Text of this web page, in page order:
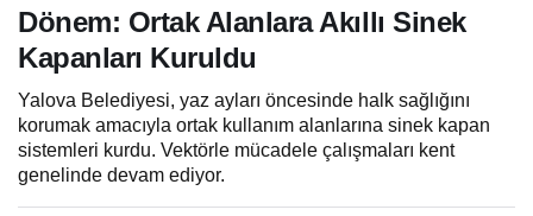
Dönem: Ortak Alanlara Akıllı Sinek
Kapanları Kuruldu
Yalova Belediyesi, yaz ayları öncesinde halk sağlığını
korumak amacıyla ortak kullanım alanlarına sinek kapan
sistemleri kurdu. Vektörle mücadele çalışmaları kent
genelinde devam ediyor.